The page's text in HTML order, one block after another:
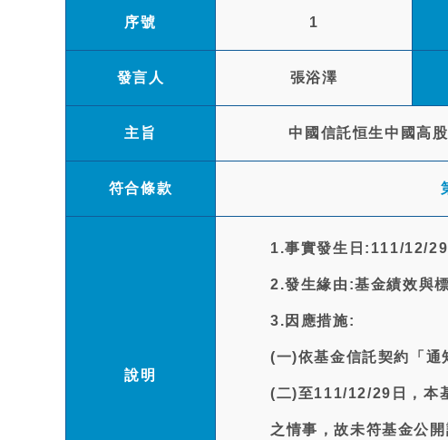
序號 1
發言人 張浴澤
主旨 中國信託恒生中國高
符合條款
說明
1.事實發生日:111/12/29
2.發生緣由:基金績效與
3.因應措施:
(一)依基金信託契約「通
(二)至111/12/29日，本
之情事，故未符基金公開